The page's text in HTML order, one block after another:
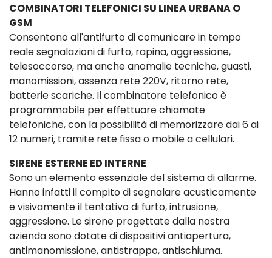
COMBINATORI TELEFONICI SU LINEA URBANA O
GSM
Consentono all'antifurto di comunicare in tempo
reale segnalazioni di furto, rapina, aggressione,
telesoccorso, ma anche anomalie tecniche, guasti,
manomissioni, assenza rete 220V, ritorno rete,
batterie scariche. Il combinatore telefonico è
programmabile per effettuare chiamate
telefoniche, con la possibilità di memorizzare dai 6 ai
12 numeri, tramite rete fissa o mobile a cellulari.
SIRENE ESTERNE ED INTERNE
Sono un elemento essenziale del sistema di allarme.
Hanno infatti il compito di segnalare acusticamente
e visivamente il tentativo di furto, intrusione,
aggressione. Le sirene progettate dalla nostra
azienda sono dotate di dispositivi antiapertura,
antimanomissione, antistrappo, antischiuma.